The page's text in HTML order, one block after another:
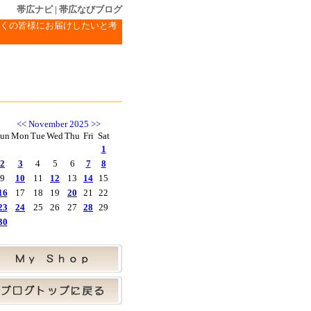
帯広ナビ| 帯広なびブログ
の皆様にお届けしたいと考
<< November 2025 >>
MonTueWedThu Fri Sat
1
2
3 4 5 6 7
8
9
10 11 12 13 14
15
17 18 19 20 21
22
24 25 26 27 28
29